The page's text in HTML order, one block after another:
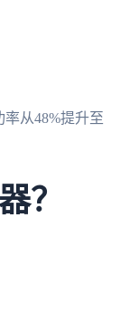
从48%提升至
？